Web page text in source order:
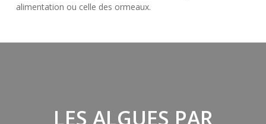
alimentation ou celle des ormeaux.
LES ALGUES PAR